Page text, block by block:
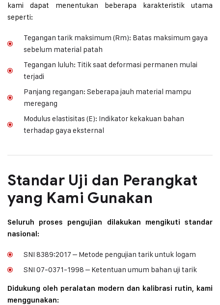
kami dapat menentukan beberapa karakteristik utama
seperti:
Tegangan tarik maksimum (Rm): Batas maksimum gaya
sebelum material patah
Tegangan luluh: Titik saat deformasi permanen mulai
terjadi
Panjang regangan: Seberapa jauh material mampu
meregang
Modulus elastisitas (E): Indikator kekakuan bahan
terhadap gaya eksternal
Standar Uji dan Perangkat
yang Kami Gunakan
Seluruh proses pengujian dilakukan mengikuti standar
nasional:
SNI 8389:2017 – Metode pengujian tarik untuk logam
SNI 07-0371-1998 – Ketentuan umum bahan uji tarik
Didukung oleh peralatan modern dan kalibrasi rutin, kami
menggunakan: